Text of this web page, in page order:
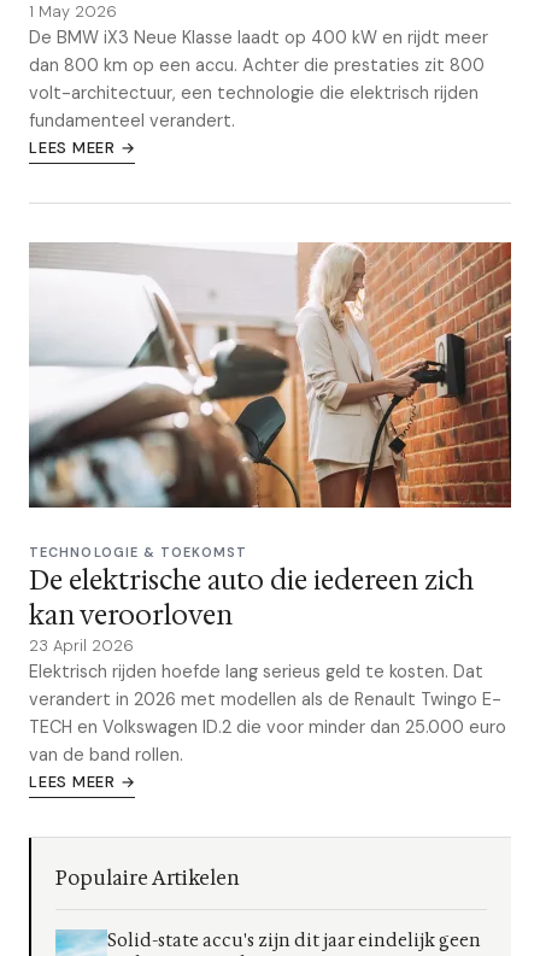
1 May 2026
De BMW iX3 Neue Klasse laadt op 400 kW en rijdt meer
dan 800 km op een accu. Achter die prestaties zit 800
volt-architectuur, een technologie die elektrisch rijden
fundamenteel verandert.
LEES MEER →
TECHNOLOGIE & TOEKOMST
De elektrische auto die iedereen zich
kan veroorloven
23 April 2026
Elektrisch rijden hoefde lang serieus geld te kosten. Dat
verandert in 2026 met modellen als de Renault Twingo E-
TECH en Volkswagen ID.2 die voor minder dan 25.000 euro
van de band rollen.
LEES MEER →
Populaire Artikelen
Solid-state accu's zijn dit jaar eindelijk geen